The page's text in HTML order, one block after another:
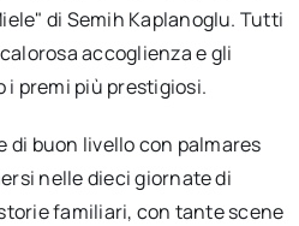
di Semih Kaplanoglu. Tutti
accoglienza e gli
premi più prestigiosi.
di buon livello con palmares
nelle dieci giornate di
familiari, con tante scene